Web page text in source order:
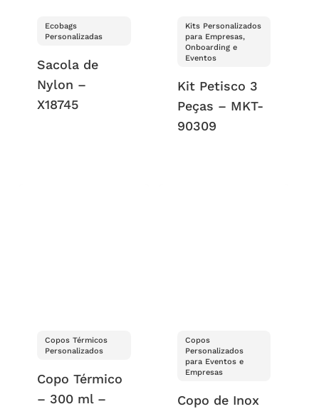
Ecobags
Personalizadas
Sacola de
Nylon –
X18745
Kits Personalizados
para Empresas,
Onboarding e
Eventos
Kit Petisco 3
Peças – MKT-
90309
Copos Térmicos
Personalizados
Copo Térmico
– 300 ml –
Copos
Personalizados
para Eventos e
Empresas
Copo de Inox